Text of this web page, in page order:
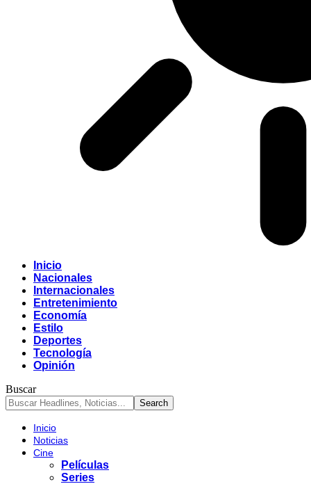
Inicio
Nacionales
Internacionales
Entretenimiento
Economía
Estilo
Deportes
Tecnología
Opinión
Buscar
Inicio
Noticias
Cine
Películas
Series